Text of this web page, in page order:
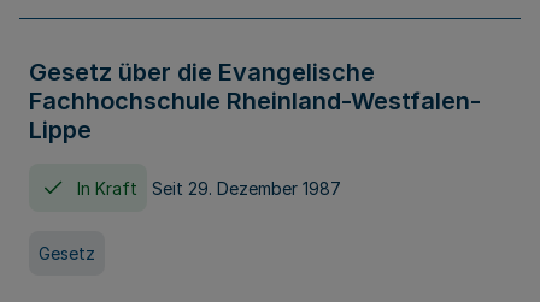
Gesetz über die Evangelische
Fachhochschule Rheinland-Westfalen-
Lippe
In Kraft Seit 29. Dezember 1987
Gesetz